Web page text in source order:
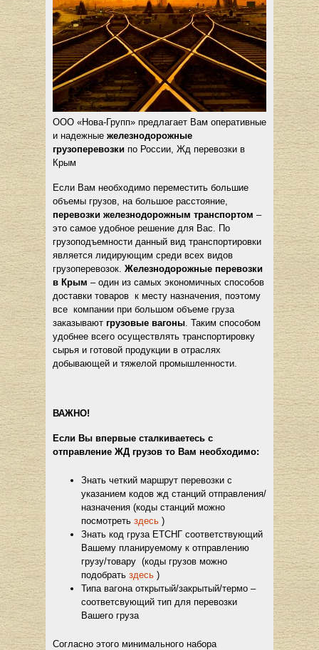
ООО «Нова-Групп» предлагает Вам оперативные
и надежные железнодорожные
грузоперевозки по России, Жд перевозки в
Крым
Если Вам необходимо переместить большие
объемы грузов, на большое расстояние,
перевозки железнодорожным транспортом –
это самое удобное решение для Вас. По
грузоподъемности данный вид транспортировки
является лидирующим среди всех видов
грузоперевозок. Железнодорожные перевозки
в Крым – один из самых экономичных способов
доставки товаров к месту назначения, поэтому
все компании при большом объеме груза
заказывают грузовые вагоны. Таким способом
удобнее всего осуществлять транспортировку
сырья и готовой продукции в отраслях
добывающей и тяжелой промышленности.
ВАЖНО!
Если Вы впервые сталкиваетесь с
отправление ЖД грузов то Вам необходимо:
Знать четкий маршрут перевозки с
указанием кодов жд станций отправления/
назначения (коды станций можно
посмотреть здесь )
Знать код груза ЕТСНГ соответствующий
Вашему планируемому к отправлению
грузу/товару (коды грузов можно
подобрать здесь )
Типа вагона открытый/закрытый/термо –
соответсвующий тип для перевозки
Вашего груза
Согласно этого минимального набора